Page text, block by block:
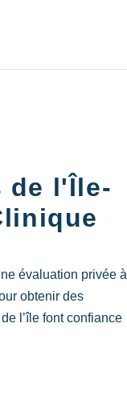
de l'Île-
évaluation privée à
obtenir des
l’île font confiance